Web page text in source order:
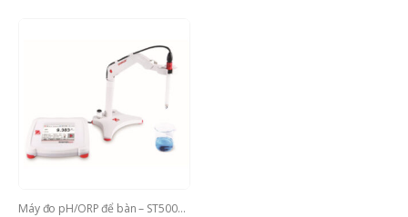
Máy đo pH/ORP để bàn – ST5000-F